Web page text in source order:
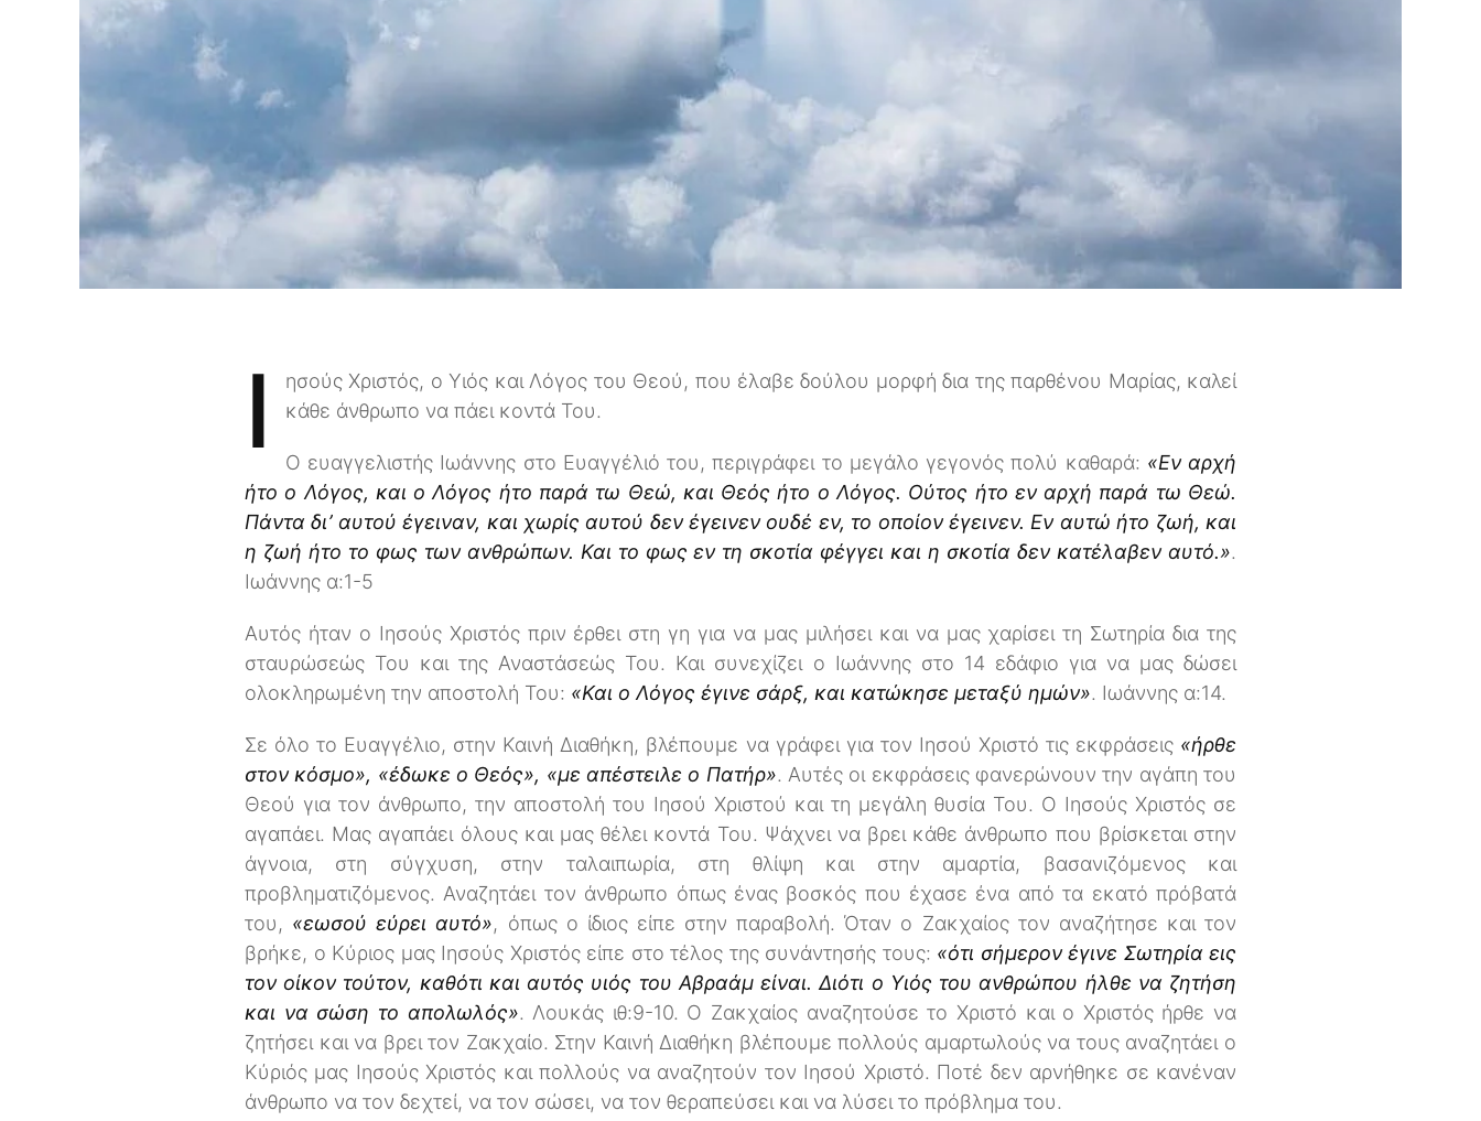
Ι
ησούς Χριστός, ο Υιός και Λόγος του Θεού, που έλαβε δούλου μορφή δια της παρθένου Μαρίας, καλεί
κάθε άνθρωπο να πάει κοντά Του.
Ο ευαγγελιστής Ιωάννης στο Ευαγγέλιό του, περιγράφει το μεγάλο γεγονός πολύ καθαρά: «Εν αρχή
ήτο ο Λόγος, και ο Λόγος ήτο παρά τω Θεώ, και Θεός ήτο ο Λόγος. Ούτος ήτο εν αρχή παρά τω Θεώ.
Πάντα δι’ αυτού έγειναν, και χωρίς αυτού δεν έγεινεν ουδέ εν, το οποίον έγεινεν. Εν αυτώ ήτο ζωή, και
η ζωή ήτο το φως των ανθρώπων. Και το φως εν τη σκοτία φέγγει και η σκοτία δεν κατέλαβεν αυτό.».
Ιωάννης α:1-5
Αυτός ήταν ο Ιησούς Χριστός πριν έρθει στη γη για να μας μιλήσει και να μας χαρίσει τη Σωτηρία δια της
σταυρώσεώς Του και της Αναστάσεώς Του. Και συνεχίζει ο Ιωάννης στο 14 εδάφιο για να μας δώσει
ολοκληρωμένη την αποστολή Του: «Και ο Λόγος έγινε σάρξ, και κατώκησε μεταξύ ημών». Ιωάννης α:14.
Σε όλο το Ευαγγέλιο, στην Καινή Διαθήκη, βλέπουμε να γράφει για τον Ιησού Χριστό τις εκφράσεις «ήρθε
στον κόσμο», «έδωκε ο Θεός», «με απέστειλε ο Πατήρ». Αυτές οι εκφράσεις φανερώνουν την αγάπη του
Θεού για τον άνθρωπο, την αποστολή του Ιησού Χριστού και τη μεγάλη θυσία Του. Ο Ιησούς Χριστός σε
αγαπάει. Μας αγαπάει όλους και μας θέλει κοντά Του. Ψάχνει να βρει κάθε άνθρωπο που βρίσκεται στην
άγνοια, στη σύγχυση, στην ταλαιπωρία, στη θλίψη και στην αμαρτία, βασανιζόμενος και
προβληματιζόμενος. Αναζητάει τον άνθρωπο όπως ένας βοσκός που έχασε ένα από τα εκατό πρόβατά
του, «εωσού εύρει αυτό», όπως ο ίδιος είπε στην παραβολή. Όταν ο Ζακχαίος τον αναζήτησε και τον
βρήκε, ο Κύριος μας Ιησούς Χριστός είπε στο τέλος της συνάντησής τους: «ότι σήμερον έγινε Σωτηρία εις
τον οίκον τούτον, καθότι και αυτός υιός του Αβραάμ είναι. Διότι ο Υιός του ανθρώπου ήλθε να ζητήση
και να σώση το απολωλός». Λουκάς ιθ:9-10. Ο Ζακχαίος αναζητούσε το Χριστό και ο Χριστός ήρθε να
ζητήσει και να βρει τον Ζακχαίο. Στην Καινή Διαθήκη βλέπουμε πολλούς αμαρτωλούς να τους αναζητάει ο
Κύριός μας Ιησούς Χριστός και πολλούς να αναζητούν τον Ιησού Χριστό. Ποτέ δεν αρνήθηκε σε κανέναν
άνθρωπο να τον δεχτεί, να τον σώσει, να τον θεραπεύσει και να λύσει το πρόβλημα του.